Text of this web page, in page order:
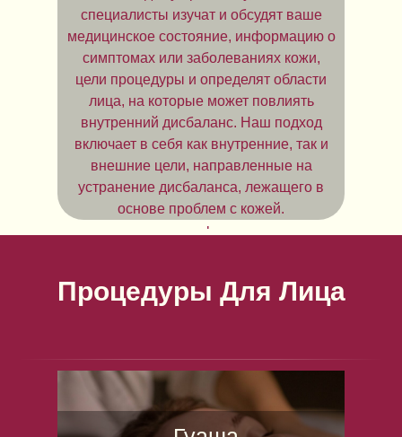
омоложения кожи, повышения
выработки коллагена, подтяжки и
разглаживания мелких морщин, а также
для придания ей более здорового
сияния. Процедуры для лица включают
в себя сочетание таких техник, как
иглоукалывание, микротоковая
терапия, гуаша, баночный массаж,
светодиодная терапия,
лимфодренажный массаж и
моксотерапия.
специалисты изучат и обсудят ваше
медицинское состояние, информацию о
симптомах или заболеваниях кожи,
цели процедуры и определят области
лица, на которые может повлиять
внутренний дисбаланс. Наш подход
включает в себя как внутренние, так и
внешние цели, направленные на
устранение дисбаланса, лежащего в
основе проблем с кожей.
Процедуры Для Лица